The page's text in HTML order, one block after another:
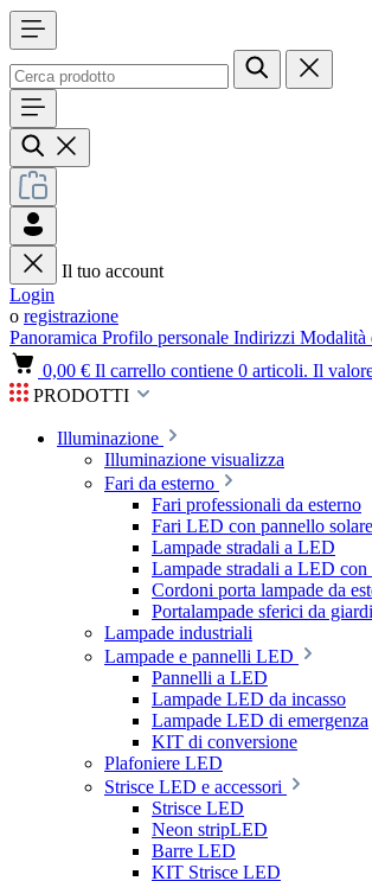
Il tuo account
Login
o registrazione
Panoramica Profilo personale Indirizzi Modalità
0,00 € Il carrello contiene 0 articoli. Il
PRODOTTI
Illuminazione
Illuminazione visualizza
Fari da esterno
Fari professionali da esterno
Fari LED con pannello solare
Lampade stradali a LED
Lampade stradali a LED con
Cordoni porta lampade da
Portalampade sferici da
Lampade industriali
Lampade e pannelli LED
Pannelli a LED
Lampade LED da incasso
Lampade LED di emergenza
KIT di conversione
Plafoniere LED
Strisce LED e accessori
Strisce LED
Neon stripLED
Barre LED
KIT Strisce LED